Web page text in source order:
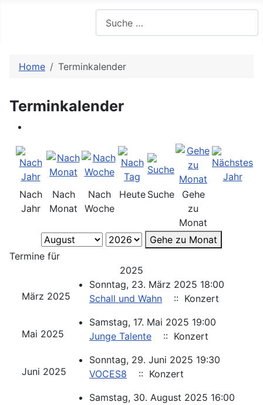
Home Terminkalender
Terminkalender
Nach
Jahr
Nach
Monat
Nach
Woche
Heute Suche
Gehe
zu
Monat
Gehe zu Monat
Termine für
2025
März 2025
Sonntag, 23. März 2025 18:00
Schall und Wahn
:: Konzert
Mai 2025
Samstag, 17. Mai 2025 19:00
Junge Talente
:: Konzert
Juni 2025
Sonntag, 29. Juni 2025 19:30
VOCES8
:: Konzert
Samstag, 30. August 2025 16:00